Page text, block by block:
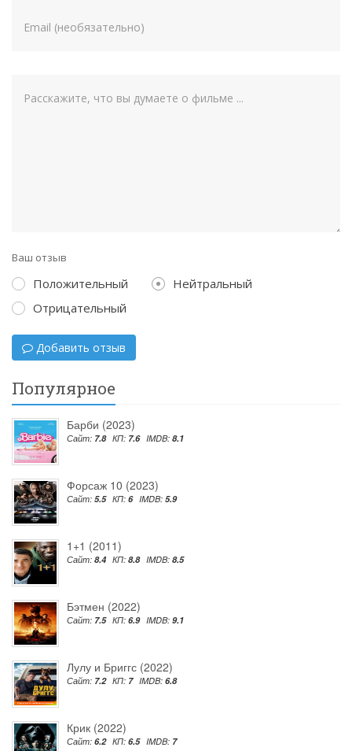
Ваш отзыв
Положительный
Нейтральный
Отрицательный
Добавить отзыв
Популярное
Барби (2023)
Сайт: 7.8 КП: 7.6 IMDB: 8.1
Форсаж 10 (2023)
Сайт: 5.5 КП: 6 IMDB: 5.9
1+1 (2011)
Сайт: 8.4 КП: 8.8 IMDB: 8.5
Бэтмен (2022)
Сайт: 7.5 КП: 6.9 IMDB: 9.1
Лулу и Бриггс (2022)
Сайт: 7.2 КП: 7 IMDB: 6.8
Крик (2022)
Сайт: 6.2 КП: 6.5 IMDB: 7